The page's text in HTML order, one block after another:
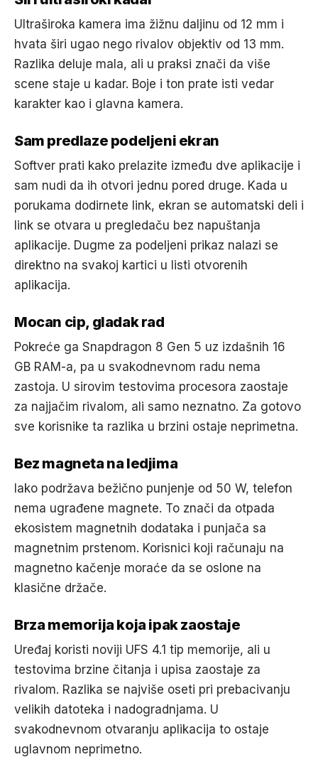
Ultraširoka kamera ima žižnu daljinu od 12 mm i
hvata širi ugao nego rivalov objektiv od 13 mm.
Razlika deluje mala, ali u praksi znači da više
scene staje u kadar. Boje i ton prate isti vedar
karakter kao i glavna kamera.
Sam predlaze podeljeni ekran
Softver prati kako prelazite između dve aplikacije i
sam nudi da ih otvori jednu pored druge. Kada u
porukama dodirnete link, ekran se automatski deli i
link se otvara u pregledaču bez napuštanja
aplikacije. Dugme za podeljeni prikaz nalazi se
direktno na svakoj kartici u listi otvorenih
aplikacija.
Mocan cip, gladak rad
Pokreće ga Snapdragon 8 Gen 5 uz izdašnih 16
GB RAM-a, pa u svakodnevnom radu nema
zastoja. U sirovim testovima procesora zaostaje
za najjačim rivalom, ali samo neznatno. Za gotovo
sve korisnike ta razlika u brzini ostaje neprimetna.
Bez magneta na ledjima
Iako podržava bežično punjenje od 50 W, telefon
nema ugrađene magnete. To znači da otpada
ekosistem magnetnih dodataka i punjača sa
magnetnim prstenom. Korisnici koji računaju na
magnetno kačenje moraće da se oslone na
klasične držače.
Brza memorija koja ipak zaostaje
Uređaj koristi noviji UFS 4.1 tip memorije, ali u
testovima brzine čitanja i upisa zaostaje za
rivalom. Razlika se najviše oseti pri prebacivanju
velikih datoteka i nadogradnjama. U
svakodnevnom otvaranju aplikacija to ostaje
uglavnom neprimetno.